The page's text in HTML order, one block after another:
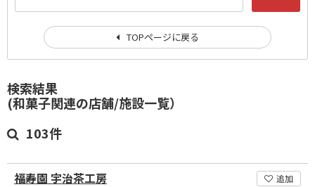
検索結果
(和菓子関連の店舗/施設一覧）
103件
福寿園 宇治茶工房 追加
TOPページに戻る